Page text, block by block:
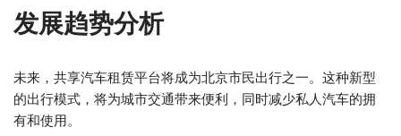
发展趋势分析
未来，共享汽车租赁平台将成为北京市民出行之一。这种新型
的出行模式，将为城市交通带来便利，同时减少私人汽车的拥
有和使用。